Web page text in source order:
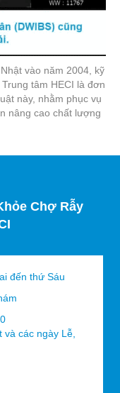
vào năm 2004, kỹ
tâm HECI là đơn
này, nhằm phục vụ
nâng cao chất lượng
Chợ Rẫy
đến thứ Sáu
và các ngày Lễ,